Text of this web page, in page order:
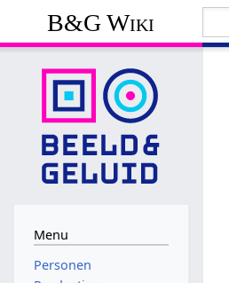
B&G Wiki
Menu
Personen